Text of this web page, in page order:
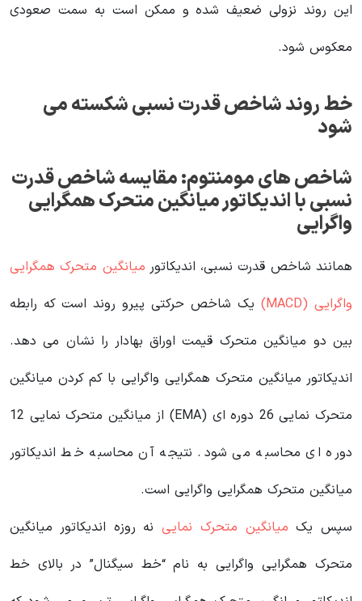
این روند نزولی ضعیف شده و ممکن است به سمت صعودی
معکوس شود.
خط روند شاخص قدرت نسبی شکسته می
شود
شاخص های مومنتوم: مقایسه شاخص قدرت
نسبی بااندیکاتور میانگین متحرک همگرایی
واگرایی
همانند شاخص قدرت نسبی، اندیکاتور میانگین متحرک همگرایی
واگرایی (MACD)
یک شاخص حرکتی پیرو روند است که رابطه
بین دو میانگین متحرک قیمت اوراق بهادار را نشان می دهد.
اندیکاتور میانگین متحرک همگرایی واگرایی با کم کردن میانگین
متحرک نمایی 26 دوره ای (EMA) از میانگین متحرک نمایی 12
دوره ای محاسبه می شود. نتیجه آن محاسبه خط اندیکاتور
میانگین متحرک همگرایی واگرایی است.
سپس یک میانگین متحرک نمایی نه روزه اندیکاتور میانگین
متحرک همگرایی واگرایی به نام “خط سیگنال” در بالای خط